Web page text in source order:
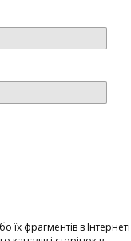
їх фрагментів в Інтернеті